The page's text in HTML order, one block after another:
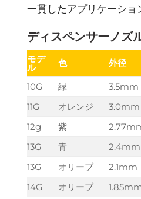
一貫したアプリケーショ
ディスペンサーノズ
モデ
ル 色 外径
10G 緑 3.5mm
11G
オレンジ 3.0mm
12g
紫
13G
青 2.4mm
13G
オリーブ 2.1mm
14G
オリーブ